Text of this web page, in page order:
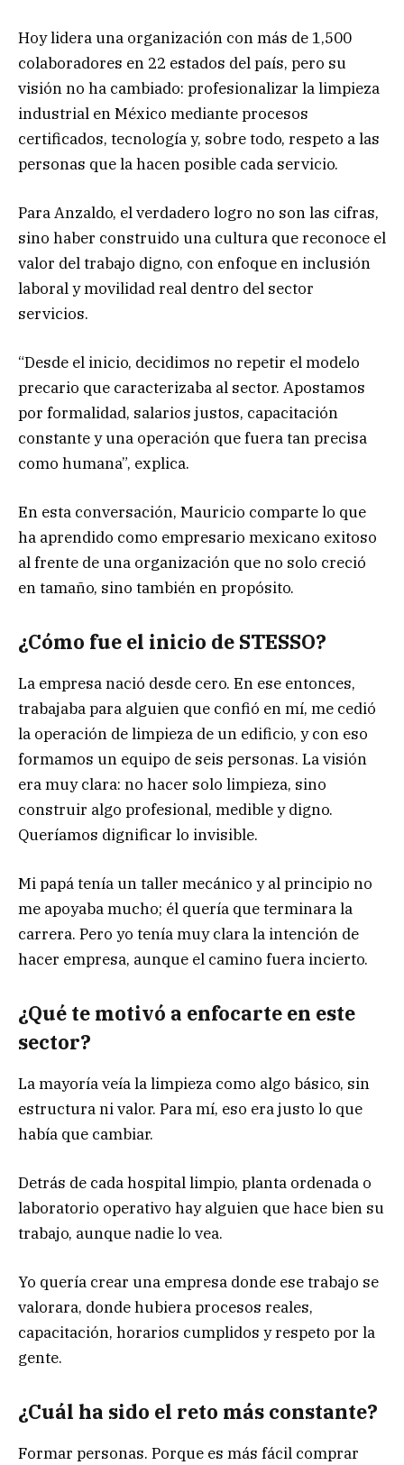
Hoy lidera una organización con más de 1,500
colaboradores en 22 estados del país, pero su
visión no ha cambiado: profesionalizar la limpieza
industrial en México mediante procesos
certificados, tecnología y, sobre todo, respeto a las
personas que la hacen posible cada servicio.
Para Anzaldo, el verdadero logro no son las cifras,
sino haber construido una cultura que reconoce el
valor del trabajo digno, con enfoque en inclusión
laboral y movilidad real dentro del sector
servicios.
“Desde el inicio, decidimos no repetir el modelo
precario que caracterizaba al sector. Apostamos
por formalidad, salarios justos, capacitación
constante y una operación que fuera tan precisa
como humana”, explica.
En esta conversación, Mauricio comparte lo que
ha aprendido como empresario mexicano exitoso
al frente de una organización que no solo creció
en tamaño, sino también en propósito.
¿Cómo fue el inicio de STESSO?
La empresa nació desde cero. En ese entonces,
trabajaba para alguien que confió en mí, me cedió
la operación de limpieza de un edificio, y con eso
formamos un equipo de seis personas. La visión
era muy clara: no hacer solo limpieza, sino
construir algo profesional, medible y digno.
Queríamos dignificar lo invisible.
Mi papá tenía un taller mecánico y al principio no
me apoyaba mucho; él quería que terminara la
carrera. Pero yo tenía muy clara la intención de
hacer empresa, aunque el camino fuera incierto.
¿Qué te motivó a enfocarte en este
sector?
La mayoría veía la limpieza como algo básico, sin
estructura ni valor. Para mí, eso era justo lo que
había que cambiar.
Detrás de cada hospital limpio, planta ordenada o
laboratorio operativo hay alguien que hace bien su
trabajo, aunque nadie lo vea.
Yo quería crear una empresa donde ese trabajo se
valorara, donde hubiera procesos reales,
capacitación, horarios cumplidos y respeto por la
gente.
¿Cuál ha sido el reto más constante?
Formar personas. Porque es más fácil comprar